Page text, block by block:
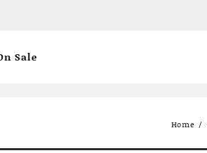
Sale
Home